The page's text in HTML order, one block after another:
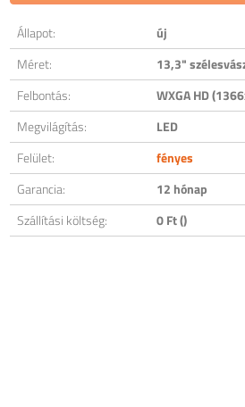
Állapot:
új
Méret:
13,3"
Felbontás:
WXGA HD
Megvilágítás:
LED
Felület:
fényes
Garancia:
12 hónap
Szállítási költség:
0 Ft ()